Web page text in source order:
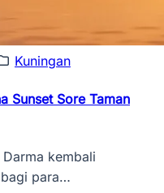
Kuningan
Sunset Sore Taman
kembali
para…